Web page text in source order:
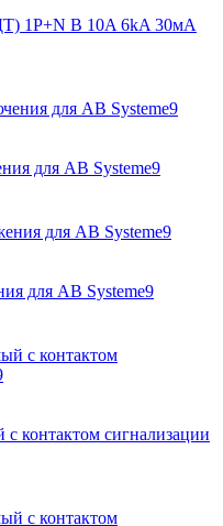
1P+N B 10A 6kA 30мА
для АВ Systeme9
для АВ Systeme9
контактом сигнализации